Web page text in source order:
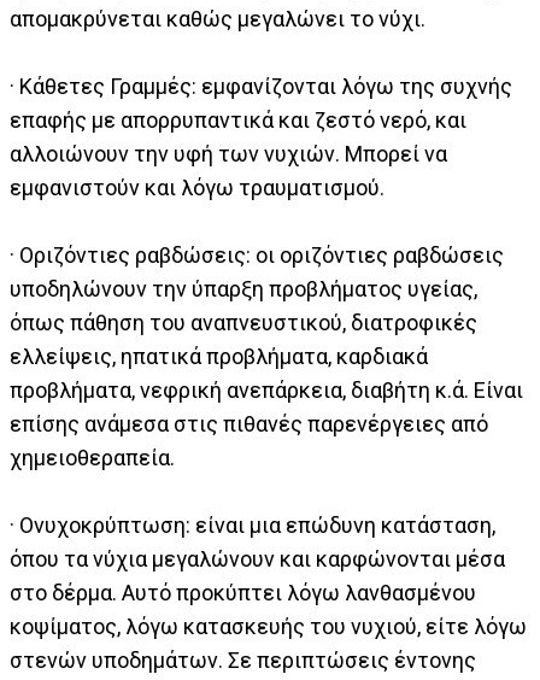
απομακρύνεται καθώς μεγαλώνει το νύχι.
· Κάθετες Γραμμές: εμφανίζονται λόγω της συχνής
επαφής με απορρυπαντικά και ζεστό νερό, και
αλλοιώνουν την υφή των νυχιών. Μπορεί να
εμφανιστούν και λόγω τραυματισμού.
· Οριζόντιες ραβδώσεις: οι οριζόντιες ραβδώσεις
υποδηλώνουν την ύπαρξη προβλήματος υγείας,
όπως πάθηση του αναπνευστικού, διατροφικές
ελλείψεις, ηπατικά προβλήματα, καρδιακά
προβλήματα, νεφρική ανεπάρκεια, διαβήτη κ.ά. Είναι
επίσης ανάμεσα στις πιθανές παρενέργειες από
χημειοθεραπεία.
· Ονυχοκρύπτωση: είναι μια επώδυνη κατάσταση,
όπου τα νύχια μεγαλώνουν και καρφώνονται μέσα
στο δέρμα. Αυτό προκύπτει λόγω λανθασμένου
κοψίματος, λόγω κατασκευής του νυχιού, είτε λόγω
στενών υποδημάτων. Σε περιπτώσεις έντονης